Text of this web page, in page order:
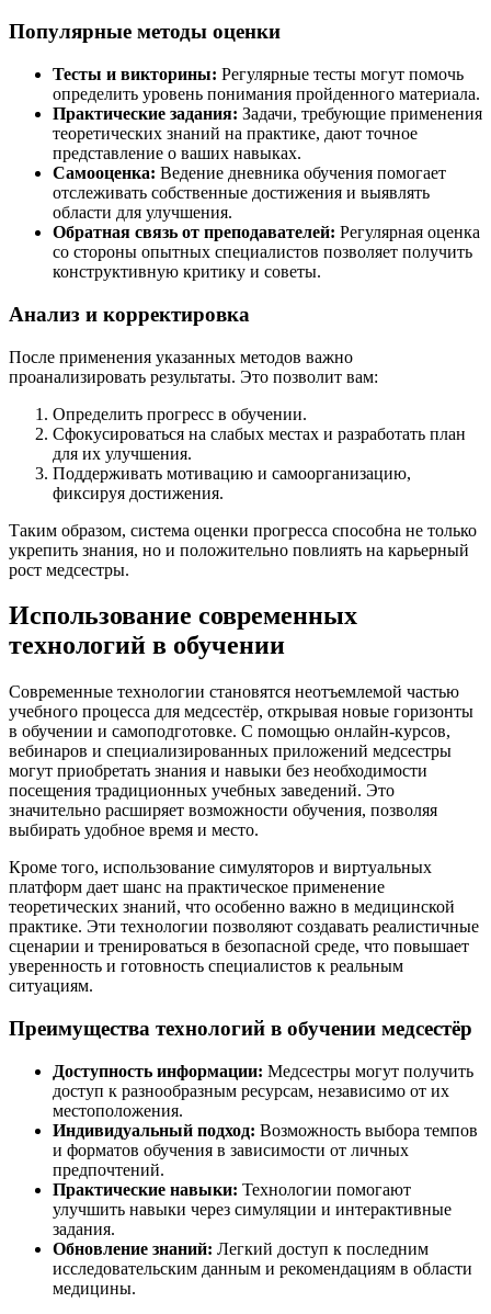
Популярные методы оценки
Тесты и викторины: Регулярные тесты могут помочь
определить уровень понимания пройденного материала.
Практические задания: Задачи, требующие применения
теоретических знаний на практике, дают точное
представление о ваших навыках.
Самооценка: Ведение дневника обучения помогает
отслеживать собственные достижения и выявлять
области для улучшения.
Обратная связь от преподавателей: Регулярная оценка
со стороны опытных специалистов позволяет получить
конструктивную критику и советы.
Анализ и корректировка
После применения указанных методов важно
проанализировать результаты. Это позволит вам:
Определить прогресс в обучении.
Сфокусироваться на слабых местах и разработать план
для их улучшения.
Поддерживать мотивацию и самоорганизацию,
фиксируя достижения.
Таким образом, система оценки прогресса способна не только
укрепить знания, но и положительно повлиять на карьерный
рост медсестры.
Использование современных
технологий в обучении
Современные технологии становятся неотъемлемой частью
учебного процесса для медсестёр, открывая новые горизонты
в обучении и самоподготовке. С помощью онлайн-курсов,
вебинаров и специализированных приложений медсестры
могут приобретать знания и навыки без необходимости
посещения традиционных учебных заведений. Это
значительно расширяет возможности обучения, позволяя
выбирать удобное время и место.
Кроме того, использование симуляторов и виртуальных
платформ дает шанс на практическое применение
теоретических знаний, что особенно важно в медицинской
практике. Эти технологии позволяют создавать реалистичные
сценарии и тренироваться в безопасной среде, что повышает
уверенность и готовность специалистов к реальным
ситуациям.
Преимущества технологий в обучении медсестёр
Доступность информации: Медсестры могут получить
доступ к разнообразным ресурсам, независимо от их
местоположения.
Индивидуальный подход: Возможность выбора темпов
и форматов обучения в зависимости от личных
предпочтений.
Практические навыки: Технологии помогают
улучшить навыки через симуляции и интерактивные
задания.
Обновление знаний: Легкий доступ к последним
исследовательским данным и рекомендациям в области
медицины.